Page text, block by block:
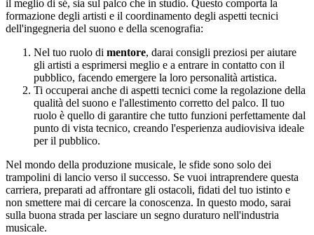
il meglio di sé, sia sul palco che in studio. Questo comporta la
formazione degli artisti e il coordinamento degli aspetti tecnici
dell'ingegneria del suono e della scenografia:
Nel tuo ruolo di mentore, darai consigli preziosi per aiutare
gli artisti a esprimersi meglio e a entrare in contatto con il
pubblico, facendo emergere la loro personalità artistica.
Ti occuperai anche di aspetti tecnici come la regolazione della
qualità del suono e l'allestimento corretto del palco. Il tuo
ruolo è quello di garantire che tutto funzioni perfettamente dal
punto di vista tecnico, creando l'esperienza audiovisiva ideale
per il pubblico.
Nel mondo della produzione musicale, le sfide sono solo dei
trampolini di lancio verso il successo. Se vuoi intraprendere questa
carriera, preparati ad affrontare gli ostacoli, fidati del tuo istinto e
non smettere mai di cercare la conoscenza. In questo modo, sarai
sulla buona strada per lasciare un segno duraturo nell'industria
musicale.